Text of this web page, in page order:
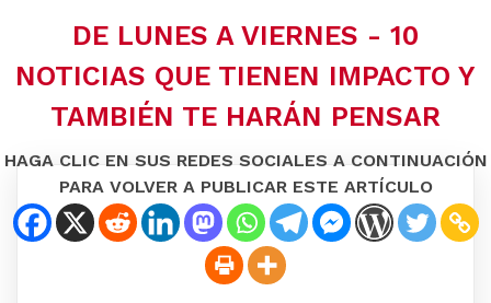
DE LUNES A VIERNES - 10
NOTICIAS QUE TIENEN IMPACTO Y
TAMBIÉN TE HARÁN PENSAR
HAGA CLIC EN SUS REDES SOCIALES A CONTINUACIÓN
PARA VOLVER A PUBLICAR ESTE ARTÍCULO